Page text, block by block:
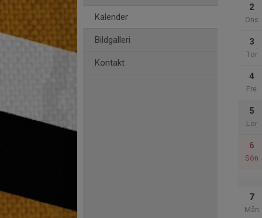
Kalender
Bildgalleri
Kontakt
2
Ons
3
Tor
4
Fre
5
Lör
6
Sön
7
Mån